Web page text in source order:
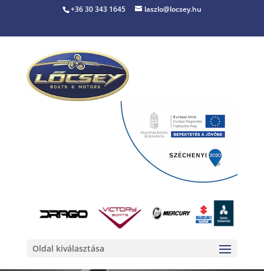
+36 30 343 1645 laszlo@locsey.hu
Oldal kiválasztása